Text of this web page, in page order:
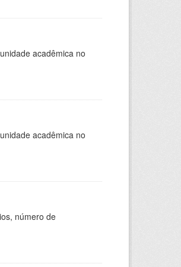
acadêmica no
acadêmica no
número de